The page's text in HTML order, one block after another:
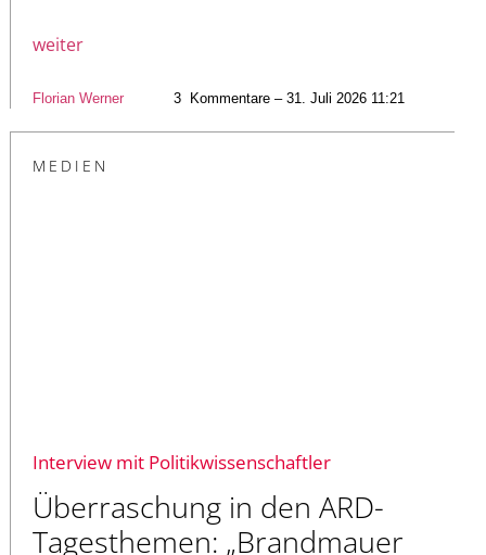
weiter
Florian Werner 3 Kommentare – 31. Juli 2026 11:21
MEDIEN
Interview mit Politikwissenschaftler
Überraschung in den ARD-
Tagesthemen: „Brandmauer